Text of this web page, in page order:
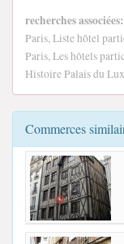
recherches associées:
Paris, Liste hôtel
Paris, Les hôtels
Histoire Palais du
Commerces